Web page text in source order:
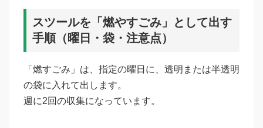
スツールを「燃やすごみ」として出す
手順（曜日・袋・注意点）
「燃すごみ」は、指定の曜日に、透明または半透明
の袋に入れて出します。
週に2回の収集になっています。